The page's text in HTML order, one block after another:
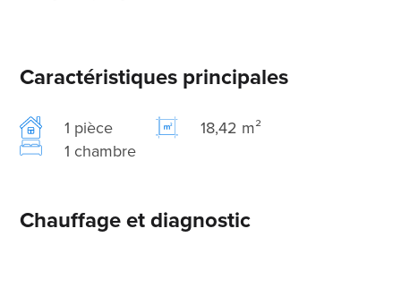
Caractéristiques principales
1 pièce
18,42 m²
1 chambre
Chauffage et diagnostic